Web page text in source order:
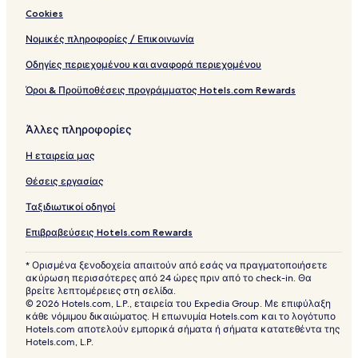
Cookies
Νομικές πληροφορίες / Επικοινωνία
Οδηγίες περιεχομένου και αναφορά περιεχομένου
Όροι & Προϋποθέσεις προγράμματος Hotels.com Rewards
Άλλες πληροφορίες
Η εταιρεία μας
Θέσεις εργασίας
Ταξιδιωτικοί οδηγοί
Επιβραβεύσεις Hotels.com Rewards
* Ορισμένα ξενοδοχεία απαιτούν από εσάς να πραγματοποιήσετε
ακύρωση περισσότερες από 24 ώρες πριν από το check-in. Θα
βρείτε λεπτομέρειες στη σελίδα.
© 2026 Hotels.com, L.P., εταιρεία του Expedia Group. Με επιφύλαξη
κάθε νόμιμου δικαιώματος. Η επωνυμία Hotels.com και το λογότυπο
Hotels.com αποτελούν εμπορικά σήματα ή σήματα κατατεθέντα της
Hotels.com, L.P.